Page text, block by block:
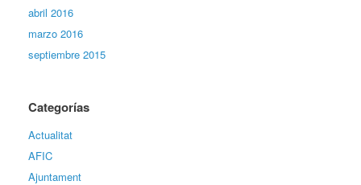
abril 2016
marzo 2016
septiembre 2015
Categorías
Actualitat
AFIC
Ajuntament